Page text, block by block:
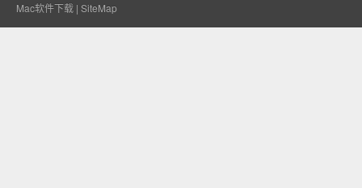
Mac软件下载 | SiteMap